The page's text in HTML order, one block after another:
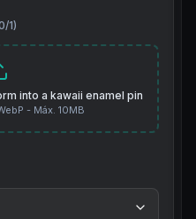
/1)
into a kawaii enamel pin
- Máx. 10MB